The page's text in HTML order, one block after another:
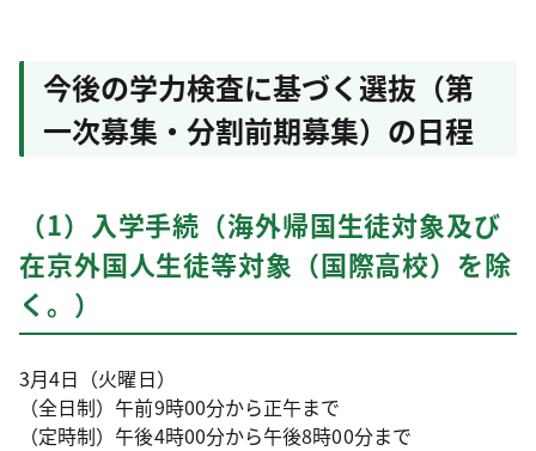
今後の学力検査に基づく選抜（第
一次募集・分割前期募集）の日程
（1）入学手続（海外帰国生徒対象及び
在京外国人生徒等対象（国際高校）を除
く。）
3月4日（火曜日）
（全日制）午前9時00分から正午まで
（定時制）午後4時00分から午後8時00分まで